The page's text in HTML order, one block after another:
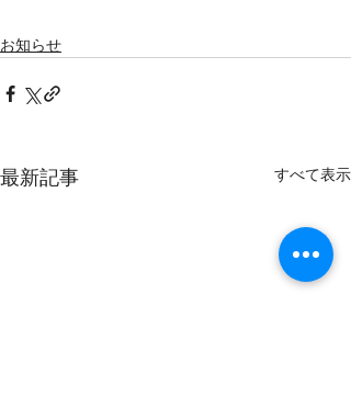
お知らせ
最新記事 すべて表示